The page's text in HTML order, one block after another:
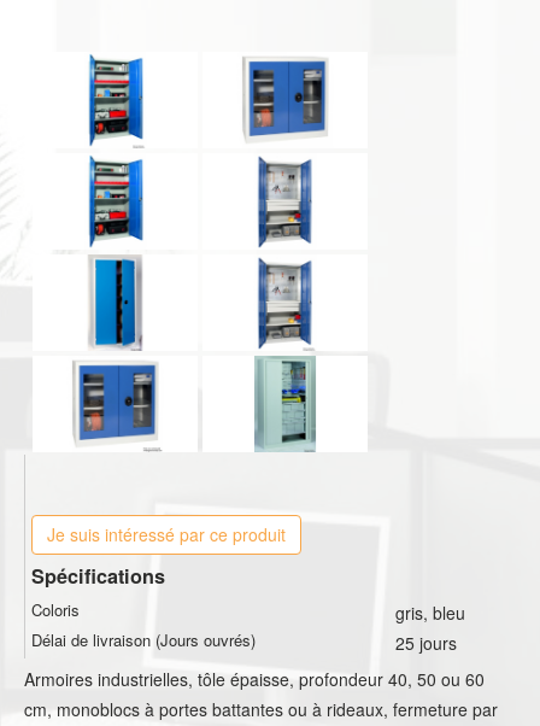
Je suis intéressé par ce produit
Spécifications
Coloris gris, bleu
Délai de livraison (Jours ouvrés)
25 jours
Armoires industrielles, tôle épaisse, profondeur 40, 50 ou 60
cm, monoblocs à portes battantes ou à rideaux, fermeture par